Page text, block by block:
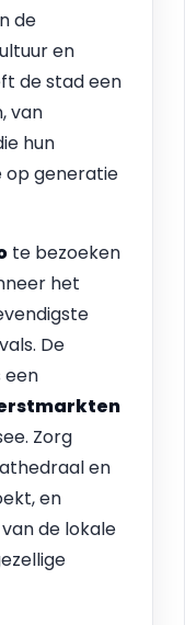
de
en
de stad een
van
hun
op generatie
te bezoeken
het
De
een
Zorg
en
en
de lokale